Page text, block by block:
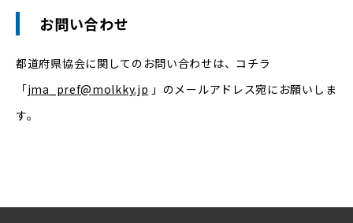
お問い合わせ
都道府県協会に関してのお問い合わせは、コチラ
「jma_pref@molkky.jp 」のメールアドレス宛にお願いしま
す。